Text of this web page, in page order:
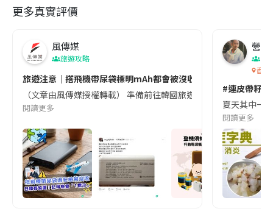
更多真實評價
風傳媒
旅遊攻略
旅遊注意｜搭飛機帶尿袋標明mAh都會被沒收😱出發前切記檢查
（文章由風傳媒授權轉載） 準備前往韓國旅遊的民眾，近期要
閱讀更多
營養
香港
#連皮帶籽
夏天其中一
閱讀更多